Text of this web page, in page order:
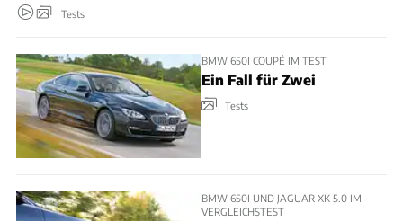
Tests
BMW 650I COUPÉ IM TEST
Ein Fall für Zwei
Tests
BMW 650I UND JAGUAR XK 5.0 IM
VERGLEICHSTEST